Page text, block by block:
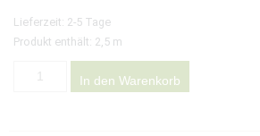
Lieferzeit: 2-5 Tage
Produkt enthält: 2,5 m
In den Warenkorb